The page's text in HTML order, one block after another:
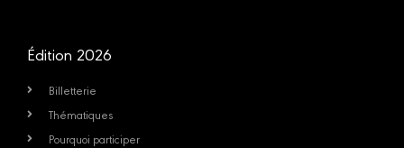
Édition 2026
Billetterie
Thématiques
Pourquoi participer